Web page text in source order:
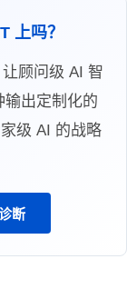
上吗？
顾问级 AI 智
输出定制化的
级 AI 的战略
断